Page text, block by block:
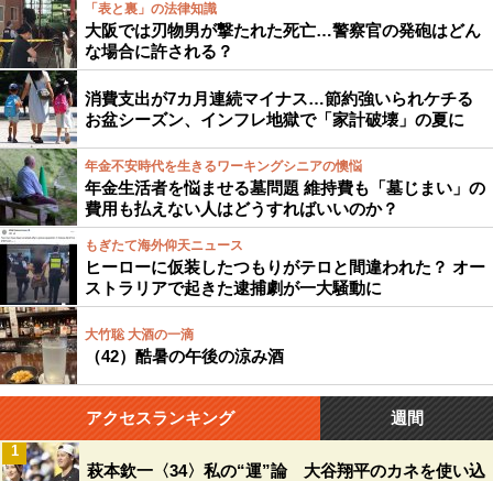
「表と裏」の法律知識
大阪では刃物男が撃たれた死亡…警察官の発砲はどん
な場合に許される？
消費支出が7カ月連続マイナス…節約強いられケチる
お盆シーズン、インフレ地獄で「家計破壊」の夏に
年金不安時代を生きるワーキングシニアの懊悩
年金生活者を悩ませる墓問題 維持費も「墓じまい」の
費用も払えない人はどうすればいいのか？
もぎたて海外仰天ニュース
ヒーローに仮装したつもりがテロと間違われた？ オー
ストラリアで起きた逮捕劇が一大騒動に
大竹聡 大酒の一滴
（42）酷暑の午後の涼み酒
アクセスランキング 週間
萩本欽一〈34〉私の“運”論 大谷翔平のカネを使い込
1